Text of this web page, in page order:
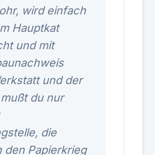
wird einfach
Hauptkat
und mit
und der
du nur
die
den Papierkrieg